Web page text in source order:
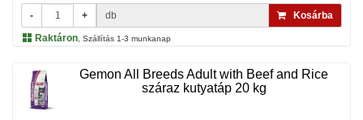
- + db
Kosárba
Raktáron , Szállítás 1-3 munkanap
Gemon All Breeds Adult with Beef and Rice
száraz kutyatáp 20 kg